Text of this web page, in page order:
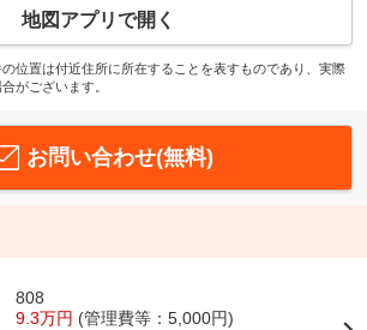
地図アプリで開く
位置は付近住所に所在することを表すものであり、実際
がございます。
お問い合わせ(無料)
808
9.3万円 (管理費等：5,000円)